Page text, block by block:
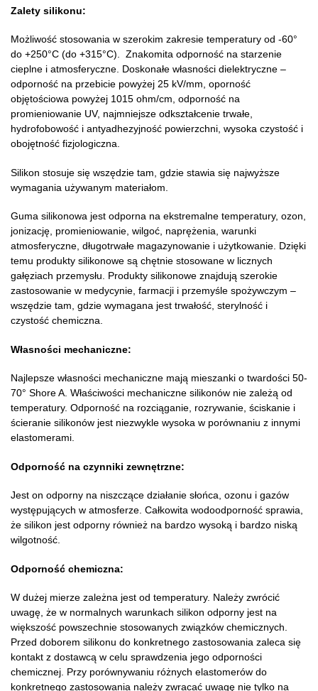
Zalety silikonu:
Możliwość stosowania w szerokim zakresie temperatury od -60°
do +250°C (do +315°C). Znakomita odporność na starzenie
cieplne i atmosferyczne. Doskonałe własności dielektryczne –
odporność na przebicie powyżej 25 kV/mm, oporność
objętościowa powyżej 1015 ohm/cm, odporność na
promieniowanie UV, najmniejsze odkształcenie trwałe,
hydrofobowość i antyadhezyjność powierzchni, wysoka czystość i
obojętność fizjologiczna.
Silikon stosuje się wszędzie tam, gdzie stawia się najwyższe
wymagania używanym materiałom.
Guma silikonowa jest odporna na ekstremalne temperatury, ozon,
jonizację, promieniowanie, wilgoć, naprężenia, warunki
atmosferyczne, długotrwałe magazynowanie i użytkowanie. Dzięki
temu produkty silikonowe są chętnie stosowane w licznych
gałęziach przemysłu. Produkty silikonowe znajdują szerokie
zastosowanie w medycynie, farmacji i przemyśle spożywczym –
wszędzie tam, gdzie wymagana jest trwałość, sterylność i
czystość chemiczna.
Własności mechaniczne:
Najlepsze własności mechaniczne mają mieszanki o twardości 50-
70° Shore A. Właściwości mechaniczne silikonów nie zależą od
temperatury. Odporność na rozciąganie, rozrywanie, ściskanie i
ścieranie silikonów jest niezwykle wysoka w porównaniu z innymi
elastomerami.
Odporność na czynniki zewnętrzne:
Jest on odporny na niszczące działanie słońca, ozonu i gazów
występujących w atmosferze. Całkowita wodoodporność sprawia,
że silikon jest odporny również na bardzo wysoką i bardzo niską
wilgotność.
Odporność chemiczna:
W dużej mierze zależna jest od temperatury. Należy zwrócić
uwagę, że w normalnych warunkach silikon odporny jest na
większość powszechnie stosowanych związków chemicznych.
Przed doborem silikonu do konkretnego zastosowania zaleca się
kontakt z dostawcą w celu sprawdzenia jego odporności
chemicznej. Przy porównywaniu różnych elastomerów do
konkretnego zastosowania należy zwracać uwagę nie tylko na